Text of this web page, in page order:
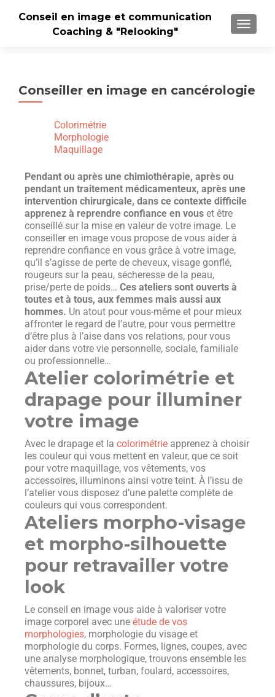
Conseil en image et communication
Coaching & "Relooking"
Conseiller en image en cancérologie
Colorimétrie
Morphologie
Maquillage
Pendant ou après une chimiothérapie, après ou
pendant un traitement médicamenteux, après une
intervention chirurgicale, dans ce contexte difficile
apprenez à reprendre confiance en vous et être
conseillé sur la mise en valeur de votre image. Le
conseiller en image vous propose de vous aider à
reprendre confiance en vous grâce à votre image,
qu’il s’agisse de perte de cheveux, visage gonflé,
rougeurs sur la peau, sécheresse de la peau,
prise/perte de poids… Ces ateliers sont ouverts à
toutes et à tous, aux femmes mais aussi aux
hommes. Un atout pour vous-même et pour mieux
affronter le regard de l’autre, pour vous permettre
d’être plus à l’aise dans vos relations, pour vous
aider dans votre vie personnelle, sociale, familiale
ou professionnelle…
Atelier colorimétrie et
drapage pour illuminer
votre image
Avec le drapage et la colorimétrie apprenez à choisir
les couleur qui vous mettent en valeur, que ce soit
pour votre maquillage, vos vêtements, vos
accessoires, illuminons ainsi votre teint. À l’issu de
l’atelier vous disposez d’une palette complète de
couleurs qui vous correspondent.
Ateliers morpho-visage
et morpho-silhouette
pour retravailler votre
look
Le conseil en image vous aide à valoriser votre
image corporel avec une étude de vos
morphologies, morphologie du visage et
morphologie du corps. Formes, lignes, coupes, avec
une analyse morphologique, trouvons ensemble les
vêtements, bonnet, turban, foulard, accessoires,
chaussures, bijoux…